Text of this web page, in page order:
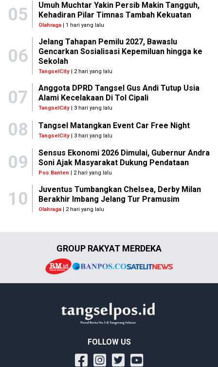
05
Umuh Muchtar Yakin Persib Makin Tangguh,
Kehadiran Pilar Timnas Tambah Kekuatan
Olahraga| 1 hari yang lalu
06
Jelang Tahapan Pemilu 2027, Bawaslu
Gencarkan Sosialisasi Kepemiluan hingga ke
Sekolah
TangselCity| 2 hari yang lalu
07
Anggota DPRD Tangsel Gus Andi Tutup Usia
Alami Kecelakaan Di Tol Cipali
TangselCity| 3 hari yang lalu
08 Tangsel Matangkan Event Car Free Night
TangselCity | 3 hari yang lalu
09
Sensus Ekonomi 2026 Dimulai, Gubernur Andra
Soni Ajak Masyarakat Dukung Pendataan
Pos Banten | 2 hari yang lalu
10
Juventus Tumbangkan Chelsea, Derby Milan
Berakhir Imbang Jelang Tur Pramusim
Olahraga| 2 hari yang lalu
GROUP RAKYAT MERDEKA
FOLLOW US